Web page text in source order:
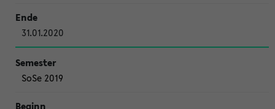
31.01.2020
SoSe 2019